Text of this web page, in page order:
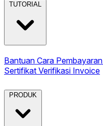
TUTORIAL
Bantuan Cara Pembayaran
Sertifikat Verifikasi Invoice
PRODUK